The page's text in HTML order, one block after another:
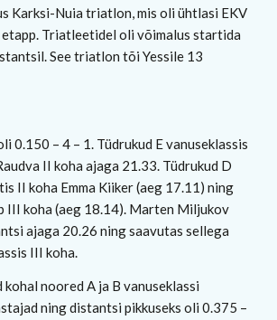
Karksi-Nuia triatlon, mis oli ühtlasi EKV
etapp. Triatleetidel oli võimalus startida
See triatlon tõi Yessile 13
0.150 – 4 – 1. Tüdrukud E vanuseklassis
II koha ajaga 21.33. Tüdrukud D
II koha Emma Kiiker (aeg 17.11) ning
III koha (aeg 18.14). Marten Miljukov
ajaga 20.26 ning saavutas sellega
III koha.
noored A ja B vanuseklassi
ning distantsi pikkuseks oli 0.375 –